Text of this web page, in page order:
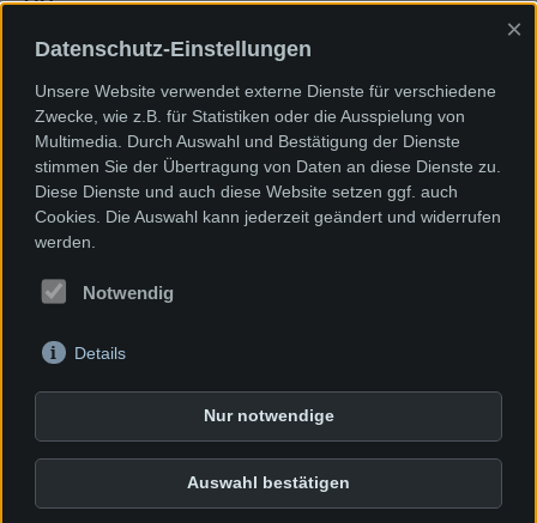
Konrad-Adenauer-Str. 22
79540 Lörrach
Newsletter
AGBs unserer VHS- Kurse
Anfahrtsplan
Cookie Einstellungen
Dieter-Kaltenbach-Stiftung
Datenschutz-Einstellungen
×
Unsere Website verwendet externe Dienste für verschiedene
Zwecke, wie z.B. für Statistiken oder die Ausspielung von
Multimedia. Durch Auswahl und Bestätigung der Dienste
stimmen Sie der Übertragung von Daten an diese Dienste zu.
Diese Dienste und auch diese Website setzen ggf. auch
Cookies. Die Auswahl kann jederzeit geändert und widerrufen
werden.
Notwendig
Details
Nur notwendige
Auswahl bestätigen